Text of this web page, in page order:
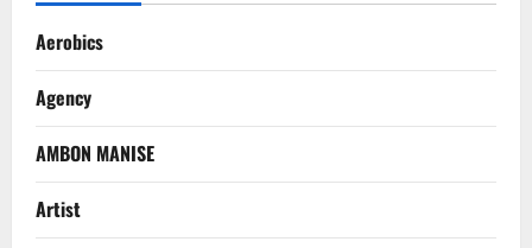
Aerobics
Agency
AMBON MANISE
Artist